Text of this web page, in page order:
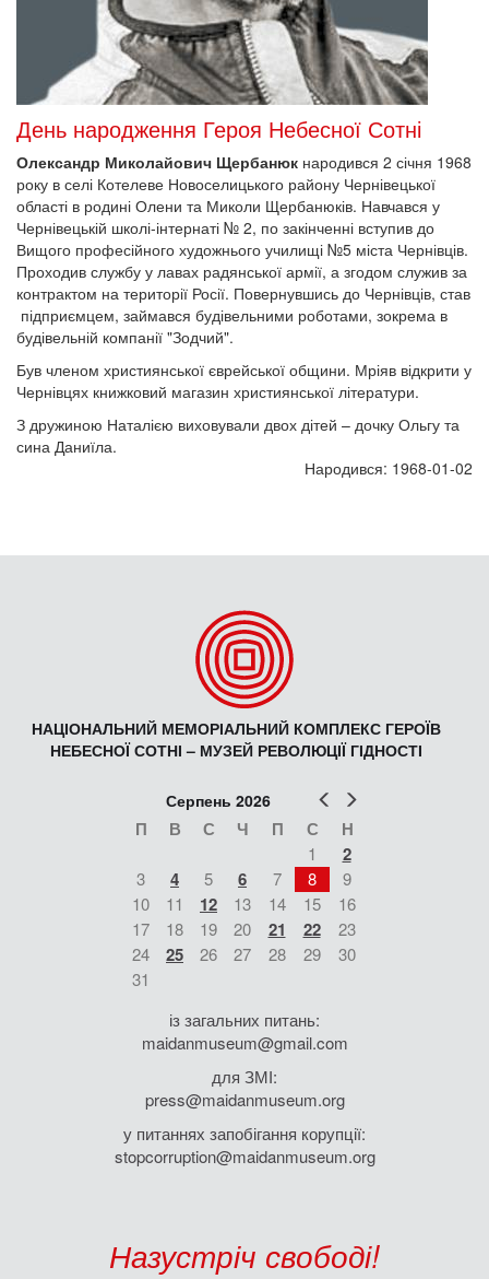
День народження Героя Небесної Сотні
Олександр Миколайович Щербанюк народився 2 січня 1968
року в селі Котелеве Новоселицького району Чернівецької
області в родині Олени та Миколи Щербанюків. Навчався у
Чернівецькій школі-інтернаті № 2, по закінченні вступив до
Вищого професійного художнього училищі №5 міста Чернівців.
Проходив службу у лавах радянської армії, а згодом служив за
контрактом на території Росії. Повернувшись до Чернівців, став
підприємцем, займався будівельними роботами, зокрема в
будівельній компанії "Зодчий".
Був членом християнської єврейської общини. Мріяв відкрити у
Чернівцях книжковий магазин християнської літератури.
З дружиною Наталією виховували двох дітей – дочку Ольгу та
сина Даниїла.
Народився: 1968-01-02
НАЦІОНАЛЬНИЙ МЕМОРІАЛЬНИЙ КОМПЛЕКС ГЕРОЇВ
НЕБЕСНОЇ СОТНІ – МУЗЕЙ РЕВОЛЮЦІЇ ГІДНОСТІ
Попер
Серпень 2026
П В С Ч П С Н
1 2
3 4 5 6 7 8
9
10
11 12 13 14 15
16
17
18 19 20 21 22
23
24
25 26 27 28 29
30
31
із загальних питань:
maidanmuseum@gmail.com
для ЗМІ:
press@maidanmuseum.org
у питаннях запобігання корупції:
stopcorruption@maidanmuseum.org
Назустріч свободі!